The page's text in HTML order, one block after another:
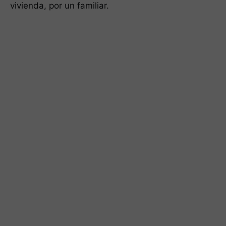
vivienda, por un familiar.